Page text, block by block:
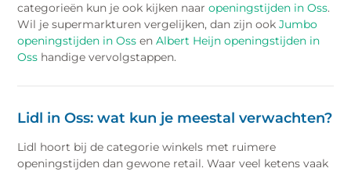
categorieën kun je ook kijken naaropeningstijden in Oss.
Wil je supermarkturen vergelijken, dan zijn ookJumbo
openingstijden in Oss enAlbert Heijn openingstijden in
Oss handige vervolgstappen.
Lidl in Oss: wat kun je meestal verwachten?
Lidl hoort bij de categorie winkels met ruimere
openingstijden dan gewone retail. Waar veel ketens vaak